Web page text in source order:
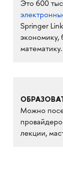
Это 600
Springer
экономику,
математику.
Можно
лекции,